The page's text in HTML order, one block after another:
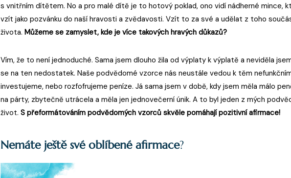
s vnitřním dítětem. No a pro malé dítě je to hotový poklad, ono vidí nádherné mince,
vzít jako pozvánku do naší hravosti a zvědavosti. Vzít to za své a udělat z toho
života.Můžeme se zamyslet, kde je více takových hravých důkazů?
Vím, že to není jednoduché. Sama jsem dlouho žila od výplaty k výplatě a neviděla
se na ten nedostatek. Naše podvědomé vzorce nás neustále vedou k těm
investujeme, nebo rozfofrujeme peníze. Já sama jsem v době, kdy jsem měla málo
na párty, zbytečně utrácela a měla jen jednovečerní únik. A to byl jeden z mých
život.S přeformátováním podvědomých vzorců skvěle pomáhají pozitivní afirmace!
Nemáte ještě své oblíbené afirmace?